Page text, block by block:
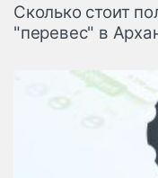
Сколько стоит
"перевес" в